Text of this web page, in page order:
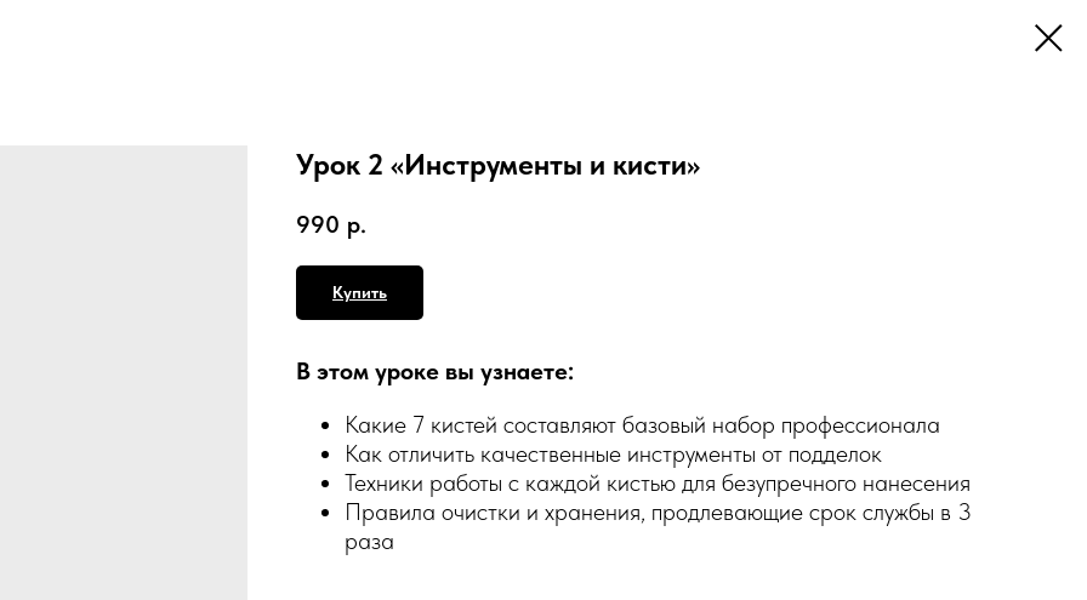
Урок 2 «Инструменты и кисти»
990 р.
Купить
В этом уроке вы узнаете:
Какие 7 кистей составляют базовый набор профессионала
Как отличить качественные инструменты от подделок
Техники работы с каждой кистью для безупречного нанесения
Правила очистки и хранения, продлевающие срок службы в 3
раза